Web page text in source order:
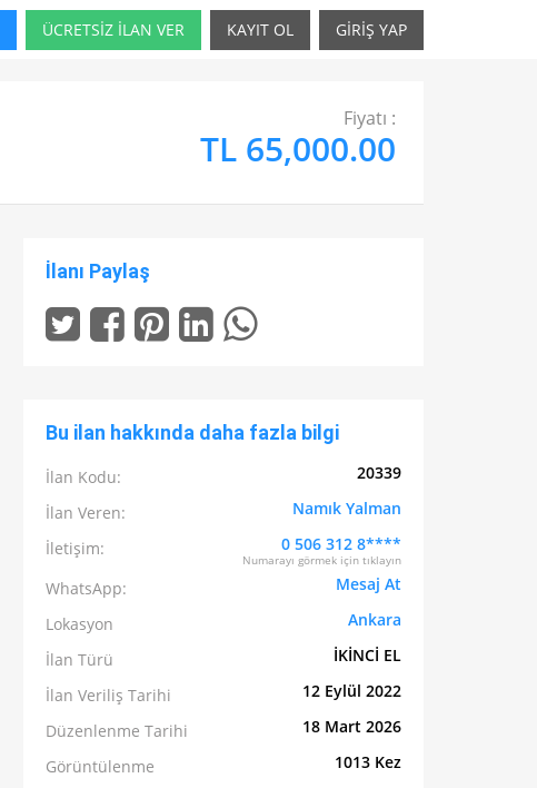
ÜCRETSİZ İLAN VER KAYIT OL GİRİŞ YAP
Fiyatı :
TL 65,000.00
İlanı Paylaş
Bu ilan hakkında daha fazla bilgi
İlan Kodu:
20339
İlan Veren:
Namık Yalman
İletişim:
0 506 312 8****
Numarayı görmek için tıklayın
WhatsApp:
Mesaj At
Lokasyon
Ankara
İlan Türü
İKİNCİ EL
İlan Veriliş Tarihi
12 Eylül 2022
Düzenlenme Tarihi
18 Mart 2026
Görüntülenme
1013 Kez